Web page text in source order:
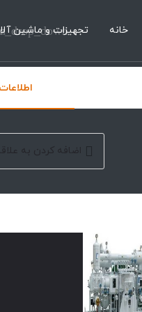
خانه تجهیزات و ماشین
اضافه کردن به